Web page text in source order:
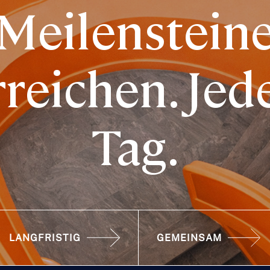
Tag.
LANGFRISTIG GEMEINSAM